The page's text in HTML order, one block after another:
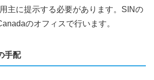
主に提示する必要があります。SINの
のオフィスで行います。
手配